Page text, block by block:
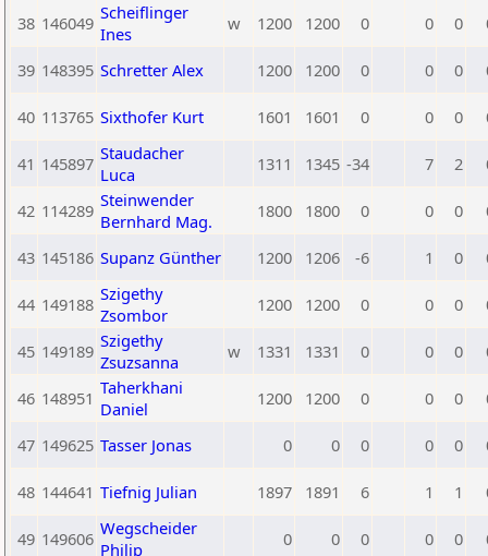
38 146049 Scheiflinger
Ines
w 1200 1200 0 0 0
39 148395 Schretter Alex 1200 1200 0 0 0
40 113765 Sixthofer Kurt 1601 1601 0 0 0
41 145897 Staudacher
Luca
1311 1345 -34 7 2
42 114289 Steinwender
Bernhard Mag.
1800 1800 0 0 0
43 145186 Supanz Günther 1200 1206 -6 1 0
44 149188 Szigethy
Zsombor
1200 1200 0 0 0
45 149189 Szigethy
Zsuzsanna
w 1331 1331 0 0 0
46 148951 Taherkhani
Daniel
1200 1200 0 0 0
47 149625 Tasser Jonas 0 0 0 0 0
48 144641 Tiefnig Julian 1897 1891 6 1 1
49 149606 Wegscheider
Philip
0 0 0 0 0